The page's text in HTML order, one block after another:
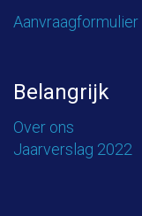
Aanvraagformulier
Belangrijk
Over ons
Jaarverslag 2022